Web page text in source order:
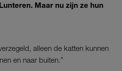
Maar nu zijn ze hun
alleen de katten kunnen
en naar buiten.”